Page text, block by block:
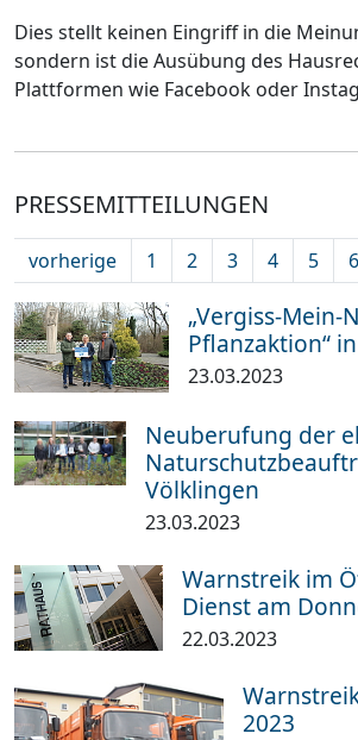
Dies stellt keinen Eingriff in die
sondern ist die Ausübung des
Plattformen wie Facebook oder
PRESSEMITTEILUNGEN
vorherige 1 2 3 4 5 6
„Vergiss-Mein-
Pflanzaktion“
23.03.2023
Neuberufung der
Völklingen
23.03.2023
Warnstreik im
Dienst am
22.03.2023
2023